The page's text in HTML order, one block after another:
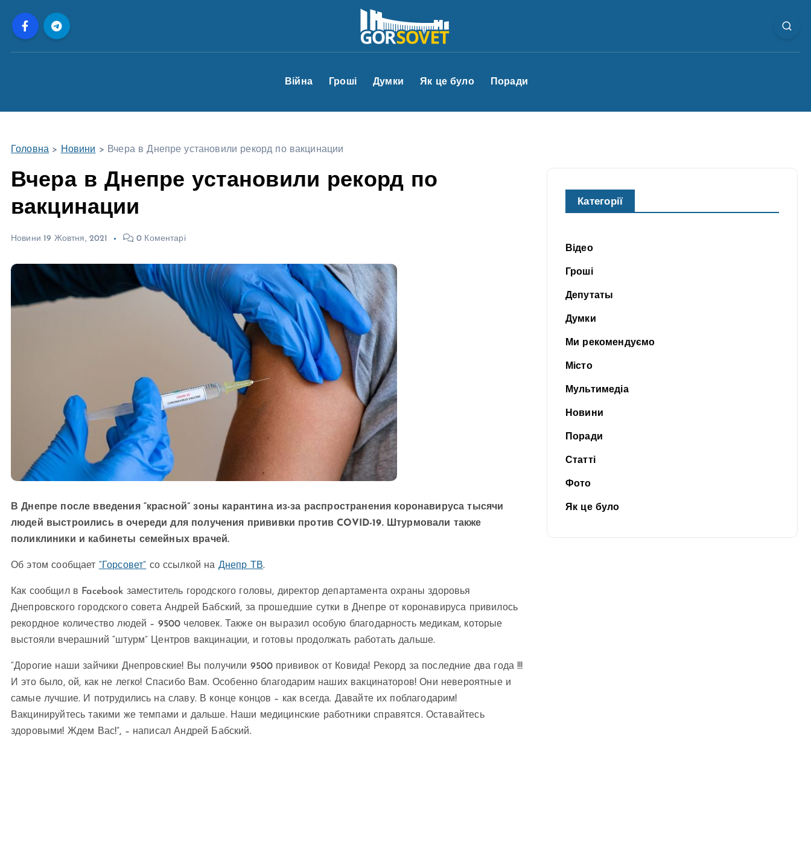
Війна Гроші Думки Як це було Поради
Головна > Новини > Вчера в Днепре установили рекорд по вакцинации
Вчера в Днепре установили рекорд по
вакцинации
Новини 19 Жовтня, 2021 0 Коментарі
В Днепре после введения “красной” зоны карантина из-за распространения коронавируса тысячи
людей выстроились в очереди для получения прививки против COVID-19. Штурмовали также
поликлиники и кабинеты семейных врачей.
Об этом сообщает “Горсовет” со ссылкой на Днепр ТВ.
Как сообщил в Facebook заместитель городского головы, директор департамента охраны здоровья
Днепровского городского совета Андрей Бабский, за прошедшие сутки в Днепре от коронавируса привилось
рекордное количество людей – 9500 человек. Также он выразил особую благодарность медикам, которые
выстояли вчерашний “штурм” Центров вакцинации, и готовы продолжать работать дальше.
“Дорогие наши зайчики Днепровские! Вы получили 9500 прививок от Ковида! Рекорд за последние два года !!!
И это было, ой, как не легко! Спасибо Вам. Особенно благодарим наших вакцинаторов! Они невероятные и
самые лучшие. И потрудились на славу. В конце концов – как всегда. Давайте их поблагодарим!
Вакцинируйтесь такими же темпами и дальше. Наши медицинские работники справятся. Оставайтесь
здоровыми! Ждем Вас!”, – написал Андрей Бабский.
Категорії
Відео
Гроші
Депутаты
Думки
Ми рекомендуємо
Місто
Мультимедіа
Новини
Поради
Статті
Фото
Як це було